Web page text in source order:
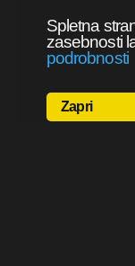
Spletna
zasebnosti
podrobnosti
Zapri